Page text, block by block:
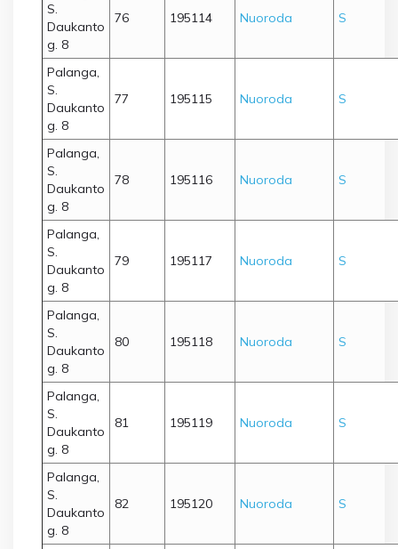
S.
Daukanto
g. 8
76 195114 Nuoroda S
Palanga,
S.
Daukanto
g. 8
77 195115 Nuoroda S
Palanga,
S.
Daukanto
g. 8
78 195116 Nuoroda S
Palanga,
S.
Daukanto
g. 8
79 195117 Nuoroda S
Palanga,
S.
Daukanto
g. 8
80 195118 Nuoroda S
Palanga,
S.
Daukanto
g. 8
81 195119 Nuoroda S
Palanga,
S.
Daukanto
g. 8
82 195120 Nuoroda S